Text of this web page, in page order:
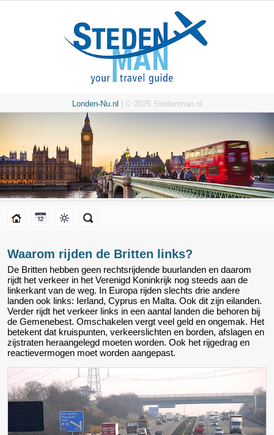
Londen-Nu.nl | © 2026 Stedenman.nl
Waarom rijden de Britten links?
De Britten hebben geen rechtsrijdende buurlanden en daarom
rijdt het verkeer in het Verenigd Koninkrijk nog steeds aan de
linkerkant van de weg. In Europa rijden slechts drie andere
landen ook links: Ierland, Cyprus en Malta. Ook dit zijn eilanden.
Verder rijdt het verkeer links in een aantal landen die behoren bij
de Gemenebest. Omschakelen vergt veel geld en ongemak. Het
betekent dat kruispunten, verkeerslichten en borden, afslagen en
zijstraten heraangelegd moeten worden. Ook het rijgedrag en
reactievermogen moet worden aangepast.